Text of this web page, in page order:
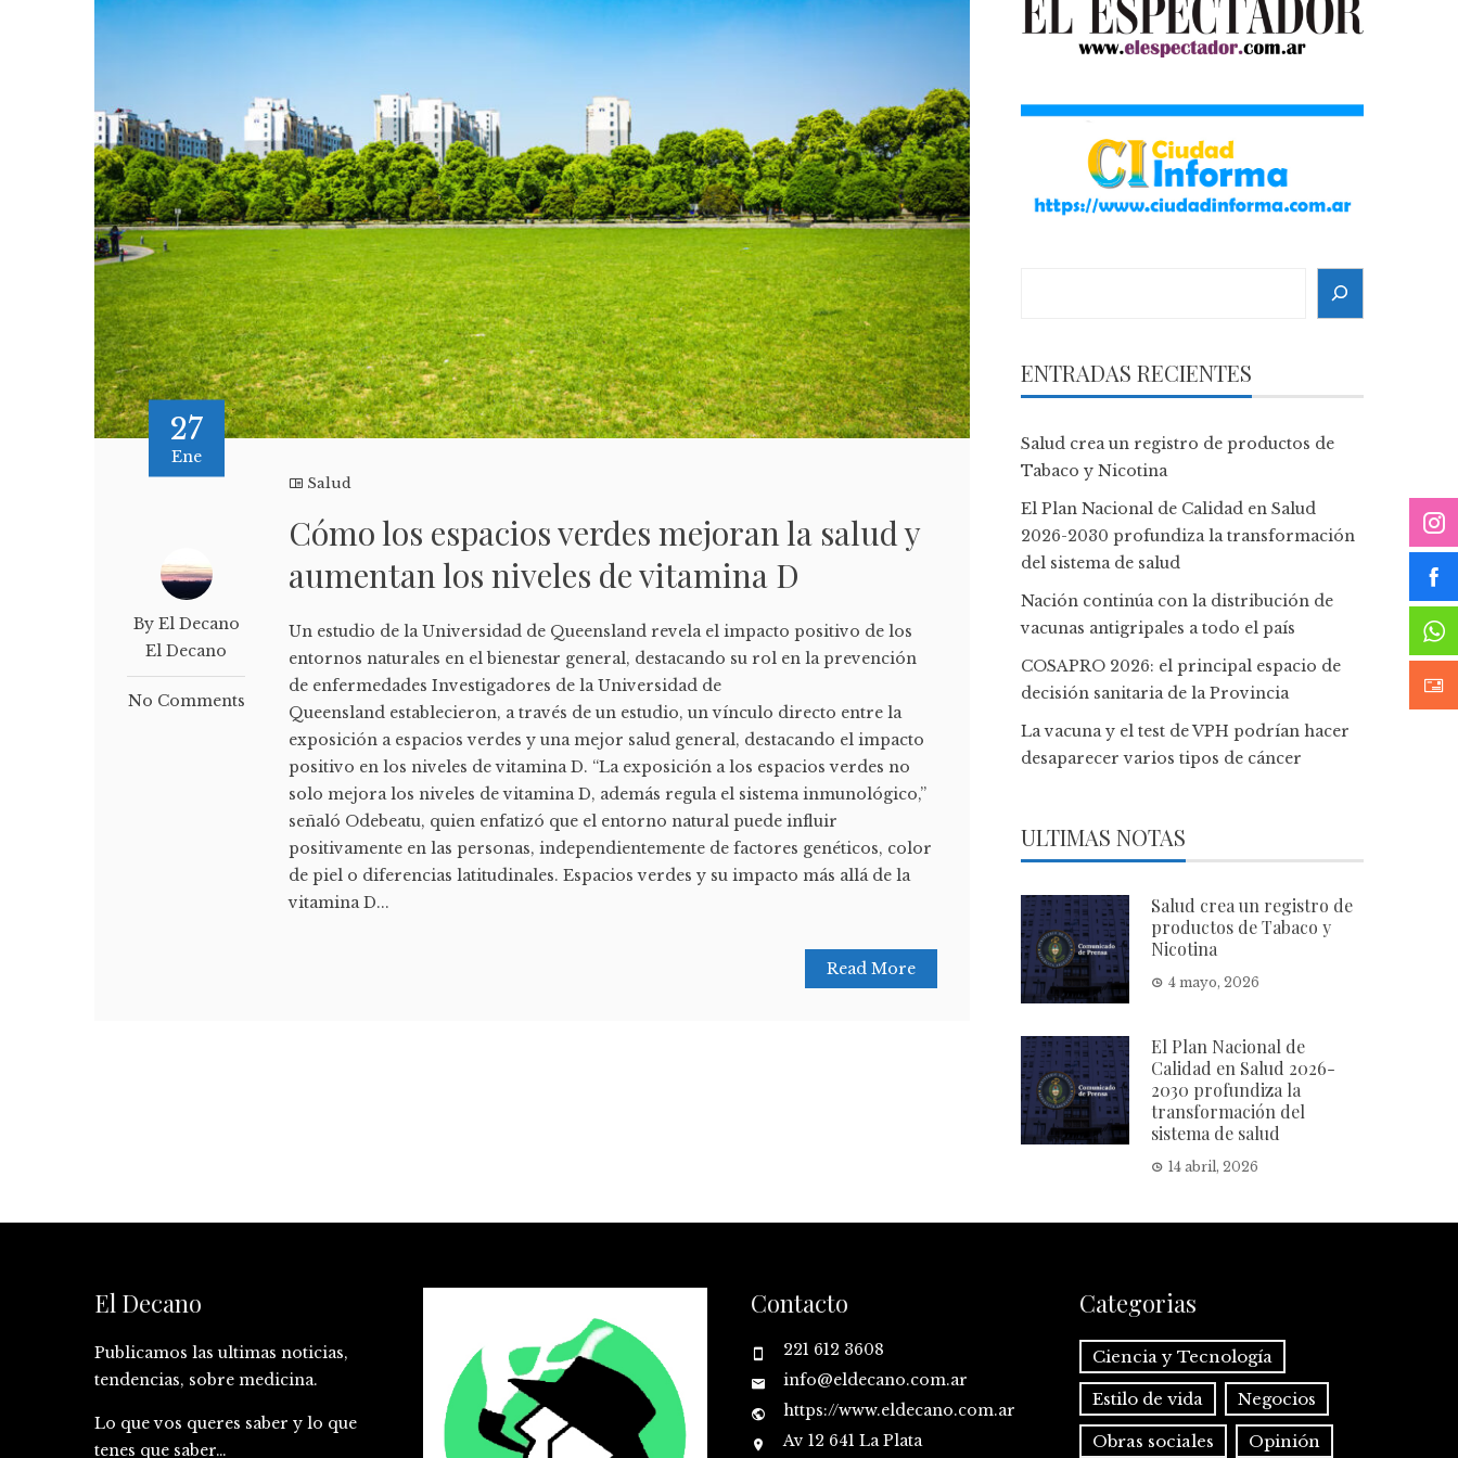
27
Ene
By El Decano
El Decano
No Comments
Salud
Cómo los espacios verdes mejoran la salud y
aumentan los niveles de vitamina D
Un estudio de la Universidad de Queensland revela el impacto positivo de los
entornos naturales en el bienestar general, destacando su rol en la prevención
de enfermedades Investigadores de la Universidad de
Queensland establecieron, a través de un estudio, un vínculo directo entre la
exposición a espacios verdes y una mejor salud general, destacando el impacto
positivo en los niveles de vitamina D. “La exposición a los espacios verdes no
solo mejora los niveles de vitamina D, además regula el sistema inmunológico,”
señaló Odebeatu, quien enfatizó que el entorno natural puede influir
positivamente en las personas, independientemente de factores genéticos, color
de piel o diferencias latitudinales. Espacios verdes y su impacto más allá de la
vitamina D...
Read More
ENTRADAS RECIENTES
Salud crea un registro de productos de
Tabaco y Nicotina
El Plan Nacional de Calidad en Salud
2026-2030 profundiza la transformación
del sistema de salud
Nación continúa con la distribución de
vacunas antigripales a todo el país
COSAPRO 2026: el principal espacio de
decisión sanitaria de la Provincia
La vacuna y el test de VPH podrían hacer
desaparecer varios tipos de cáncer
ULTIMAS NOTAS
Salud crea un registro de
productos de Tabaco y
Nicotina
4 mayo, 2026
El Plan Nacional de
Calidad en Salud 2026-
2030 profundiza la
transformación del
sistema de salud
14 abril, 2026
El Decano
Publicamos las ultimas noticias,
tendencias, sobre medicina.
Lo que vos queres saber y lo que
tenes que saber…
Contacto
221 612 3608
info@eldecano.com.ar
https://www.eldecano.com.ar
Av 12 641 La Plata
Categorias
Ciencia y Tecnología
Estilo de vida Negocios
Obras sociales Opinión